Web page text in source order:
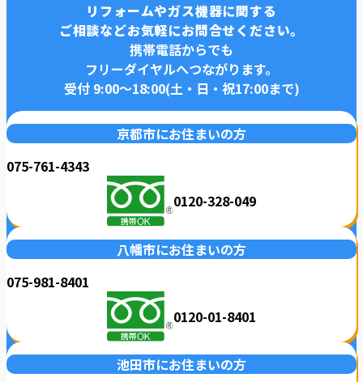
リフォームやガス機器に関する
ご相談などお気軽にお問合せください。
携帯電話からでも
フリーダイヤルへつながります。
受付 9:00〜18:00(土・日・祝17:00まで)
京都市にお住まいの方
075-761-4343
0120-328-049
八幡市にお住まいの方
075-981-8401
0120-01-8401
池田市にお住まいの方